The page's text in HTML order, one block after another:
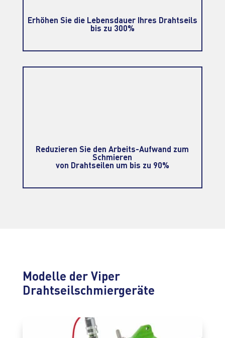
Erhöhen Sie die Lebensdauer Ihres Drahtseils
bis zu 300%
Reduzieren Sie den Arbeits-Aufwand zum
Schmieren
von Drahtseilen um bis zu 90%
Modelle der Viper
Drahtseilschmiergeräte